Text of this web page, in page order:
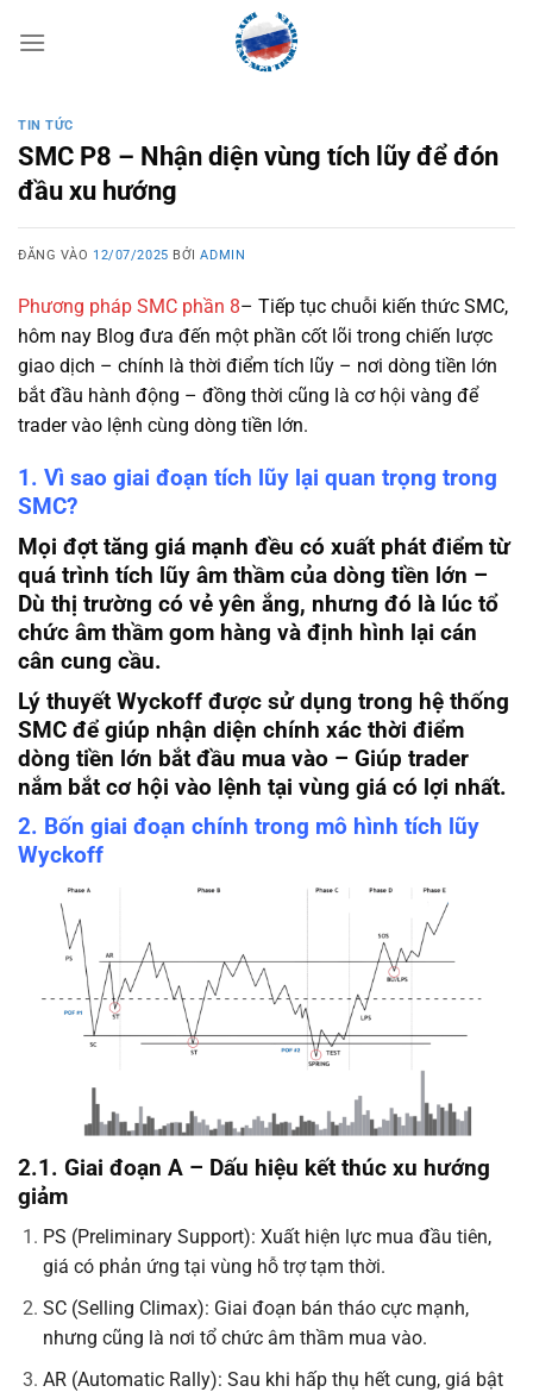
qua
TIN TỨC
SMC P8 – Nhận diện vùng tích lũy để đón
đầu xu hướng
ĐĂNG VÀO 12/07/2025 BỞIADMIN
Phương pháp SMC phần 8– Tiếp tục chuỗi kiến thức SMC,
hôm nay Blog đưa đến một phần cốt lõi trong chiến lược
giao dịch – chính là thời điểm tích lũy – nơi dòng tiền lớn
bắt đầu hành động – đồng thời cũng là cơ hội vàng để
trader vào lệnh cùng dòng tiền lớn.
1. Vì sao giai đoạn tích lũy lại quan trọng trong
SMC?
Mọi đợt tăng giá mạnh đều có xuất phát điểm từ
quá trình tích lũy âm thầm của dòng tiền lớn –
Dù thị trường có vẻ yên ắng, nhưng đó là lúc tổ
chức âm thầm gom hàng và định hình lại cán
cân cung cầu.
Lý thuyết Wyckoff được sử dụng trong hệ thống
SMC để giúp nhận diện chính xác thời điểm
dòng tiền lớn bắt đầu mua vào – Giúp trader
nắm bắt cơ hội vào lệnh tại vùng giá có lợi nhất.
2. Bốn giai đoạn chính trong mô hình tích lũy
Wyckoff
2.1. Giai đoạn A – Dấu hiệu kết thúc xu hướng
giảm
PS (Preliminary Support): Xuất hiện lực mua đầu tiên,
giá có phản ứng tại vùng hỗ trợ tạm thời.
SC (Selling Climax): Giai đoạn bán tháo cực mạnh,
nhưng cũng là nơi tổ chức âm thầm mua vào.
AR (Automatic Rally): Sau khi hấp thụ hết cung, giá bật